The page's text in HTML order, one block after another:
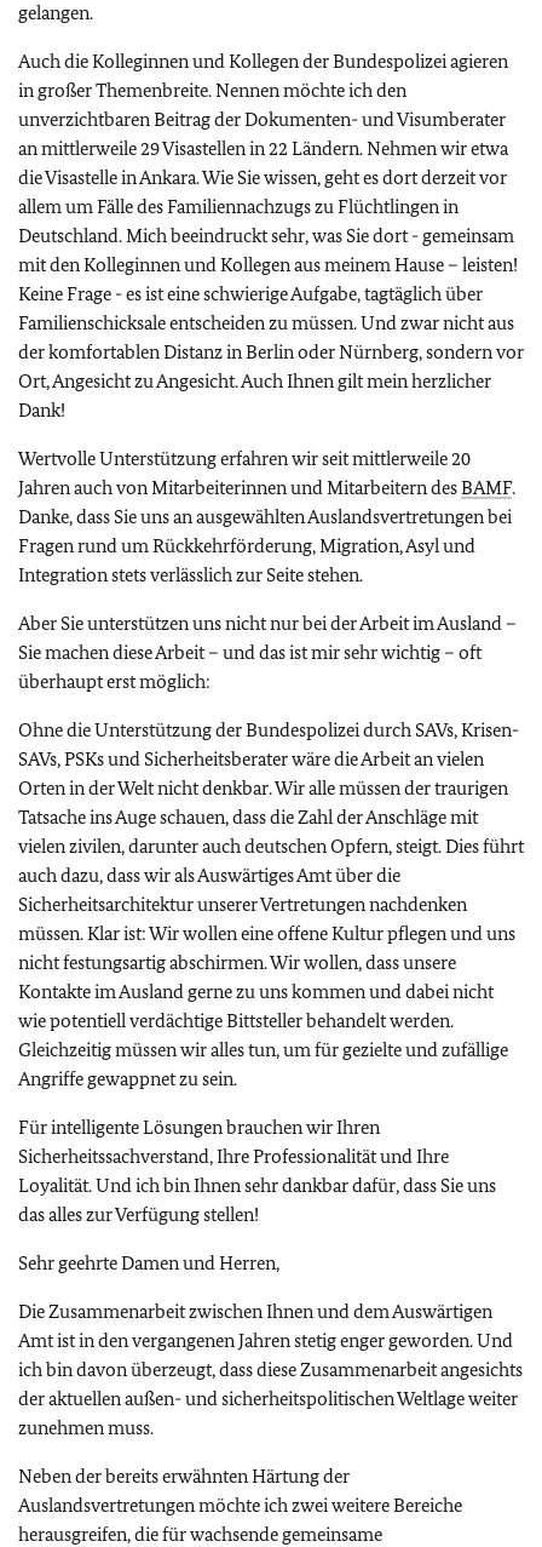
gelangen.
Auch die Kolleginnen und Kollegen der Bundespolizei agieren
in großer Themenbreite. Nennen möchte ich den
unverzichtbaren Beitrag der Dokumenten- und Visumberater
an mittlerweile 29 Visastellen in 22 Ländern. Nehmen wir etwa
die Visastelle in Ankara. Wie Sie wissen, geht es dort derzeit vor
allem um Fälle des Familiennachzugs zu Flüchtlingen in
Deutschland. Mich beeindruckt sehr, was Sie dort - gemeinsam
mit den Kolleginnen und Kollegen aus meinem Hause – leisten!
Keine Frage - es ist eine schwierige Aufgabe, tagtäglich über
Familienschicksale entscheiden zu müssen. Und zwar nicht aus
der komfortablen Distanz in Berlin oder Nürnberg, sondern vor
Ort, Angesicht zu Angesicht. Auch Ihnen gilt mein herzlicher
Dank!
Wertvolle Unterstützung erfahren wir seit mittlerweile 20
Jahren auch von Mitarbeiterinnen und Mitarbeitern desBAMF.
Danke, dass Sie uns an ausgewählten Auslandsvertretungen bei
Fragen rund um Rückkehrförderung, Migration, Asyl und
Integration stets verlässlich zur Seite stehen.
Aber Sie unterstützen uns nicht nur bei der Arbeit im Ausland –
Sie machen diese Arbeit – und das ist mir sehr wichtig – oft
überhaupt erst möglich:
Ohne die Unterstützung der Bundespolizei durch SAVs, Krisen-
SAVs, PSKs und Sicherheitsberater wäre die Arbeit an vielen
Orten in der Welt nicht denkbar. Wir alle müssen der traurigen
Tatsache ins Auge schauen, dass die Zahl der Anschläge mit
vielen zivilen, darunter auch deutschen Opfern, steigt. Dies führt
auch dazu, dass wir als Auswärtiges Amt über die
Sicherheitsarchitektur unserer Vertretungen nachdenken
müssen. Klar ist: Wir wollen eine offene Kultur pflegen und uns
nicht festungsartig abschirmen. Wir wollen, dass unsere
Kontakte im Ausland gerne zu uns kommen und dabei nicht
wie potentiell verdächtige Bittsteller behandelt werden.
Gleichzeitig müssen wir alles tun, um für gezielte und zufällige
Angriffe gewappnet zu sein.
Für intelligente Lösungen brauchen wir Ihren
Sicherheitssachverstand, Ihre Professionalität und Ihre
Loyalität. Und ich bin Ihnen sehr dankbar dafür, dass Sie uns
das alles zur Verfügung stellen!
Sehr geehrte Damen und Herren,
Die Zusammenarbeit zwischen Ihnen und dem Auswärtigen
Amt ist in den vergangenen Jahren stetig enger geworden. Und
ich bin davon überzeugt, dass diese Zusammenarbeit angesichts
der aktuellen außen- und sicherheitspolitischen Weltlage weiter
zunehmen muss.
Neben der bereits erwähnten Härtung der
Auslandsvertretungen möchte ich zwei weitere Bereiche
herausgreifen, die für wachsende gemeinsame